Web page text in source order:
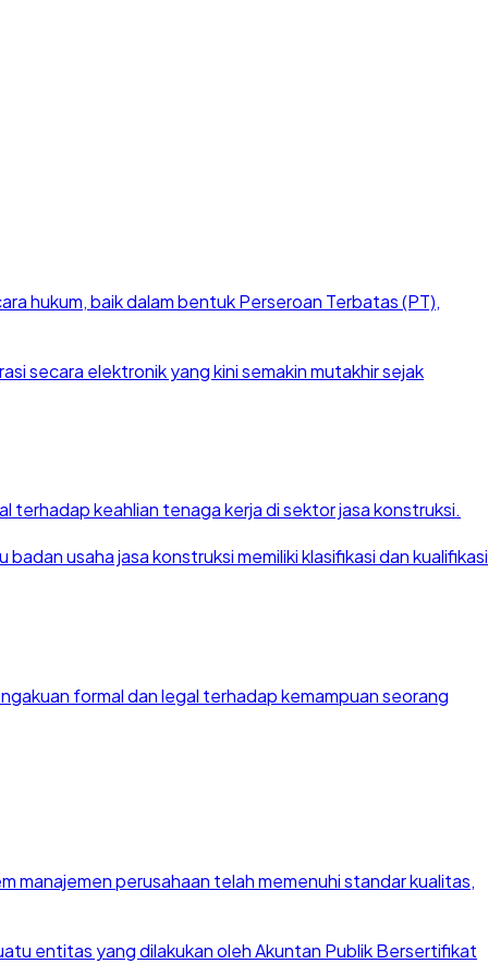
hukum, baik dalam bentuk Perseroan Terbatas (PT),
secara elektronik yang kini semakin mutakhir sejak
keahlian tenaga kerja di sektor jasa konstruksi.
usaha jasa konstruksi memiliki klasifikasi dan kualifikasi
formal dan legal terhadap kemampuan seorang
perusahaan telah memenuhi standar kualitas,
entitas yang dilakukan oleh Akuntan Publik Bersertifikat